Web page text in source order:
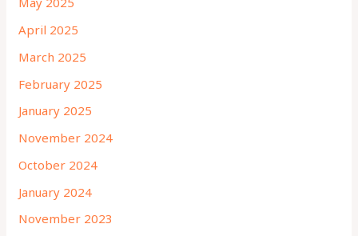
April 2025
March 2025
February 2025
January 2025
November 2024
October 2024
January 2024
November 2023